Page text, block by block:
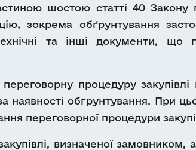
шостою статті 40 Закону
зокрема обґрунтування
та інші документи, що
процедуру закупівлі
наявності обгрунтування. При
переговорної процедури
визначеної